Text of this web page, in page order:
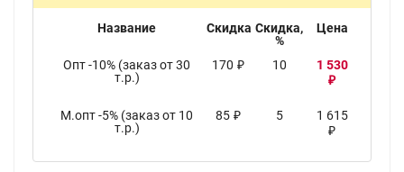
Название Скидка Скидка,
%
Цена
Опт -10% (заказ от 30
т.р.)
170 ₽ 10 1 530
₽
М.опт -5% (заказ от 10
т.р.)
85 ₽ 5 1 615
₽